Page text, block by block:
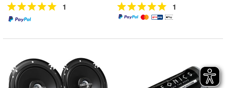
1 1